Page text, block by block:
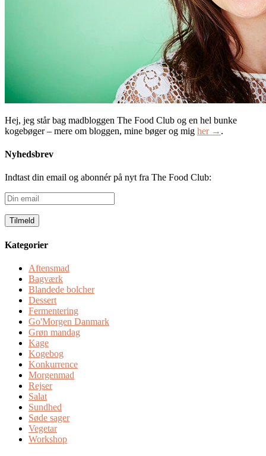
Hej, jeg står bag madbloggen The Food Club og en hel bunke
kogebøger – mere om bloggen, mine bøger og mig her → .
Nyhedsbrev
Indtast din email og abonnér på nyt fra The Food Club:
Din
email
Kategorier
Aftensmad
Bagværk
Blandede bolcher
Dessert
Fermentering
Go'Morgen Danmark
Grøn mandag
Kage
Kogebog
Konkurrence
Morgenmad
Rejser
Salat
Sundhed
Søde sager
Vegetar
Workshop